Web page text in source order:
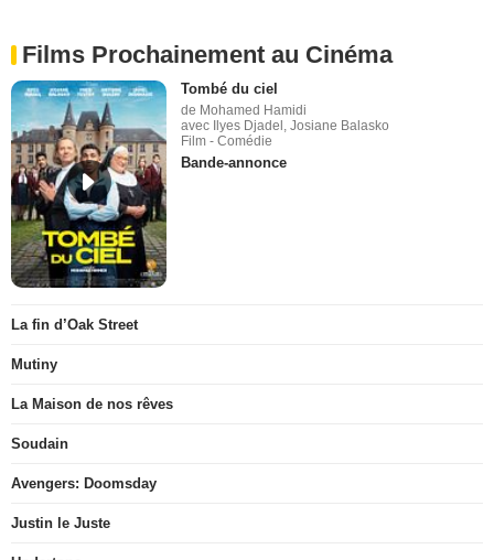
Films Prochainement au Cinéma
Tombé du ciel
de Mohamed Hamidi
avec Ilyes Djadel, Josiane Balasko
Film - Comédie
Bande-annonce
La fin d’Oak Street
Mutiny
La Maison de nos rêves
Soudain
Avengers: Doomsday
Justin le Juste